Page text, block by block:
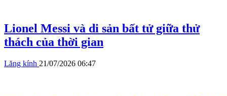
Lionel Messi và di sản bất tử giữa thử
thách của thời gian
Lăng kính 21/07/2026 06:47